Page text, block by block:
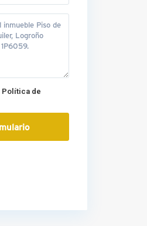
Política de